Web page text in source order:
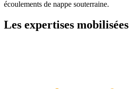
écoulements de nappe souterraine.
Les expertises mobilisées